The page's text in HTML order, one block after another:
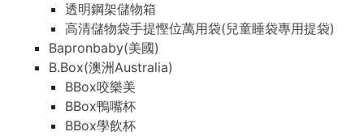
透明鋼架儲物箱
高清儲物袋手提慳位萬用袋(兒童睡袋專用提袋)
Bapronbaby(美國)
B.Box(澳洲Australia)
BBox咬樂美
BBox鴨嘴杯
BBox學飲杯